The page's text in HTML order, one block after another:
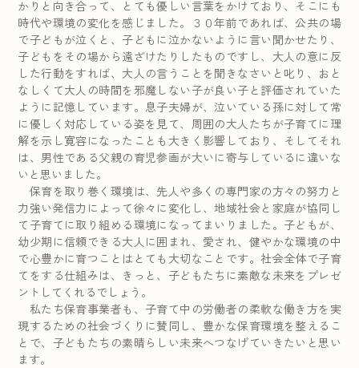
かりと向き合って、とても優しい言葉をかけており、そこにも
時代や環境の変化を感じました。３０年前であれば、公共の場
で子どもが泣くと、子どもに泣かないように言い聞かせたり、
子どもをその場から遠ざけたりしたものですし、大人の意に反
した行動をすれば、大人の言うことを聞きなさいと叱り、おと
なしくて大人の時間を邪魔しない子が良い子と評価されていた
ように記憶しています。息子夫婦が、泣いている孫に対して常
に優しく対応している姿を見て、周囲の大人たちが子育てに理
解を示し寛容になったことも大きく影響しており、そしてそれ
は、男性である父親の育児参画が大いに寄与しているに違いな
いと思いました。
保育を取り巻く環境は、先人や多くの専門家の方々の努力と
力強い発信力によって徐々に変化し、地域社会と家庭が協同し
て子育てに取り組める環境になってまいりました。子どもが、
幼少期に信頼できる大人に囲まれ、愛され、健やかな環境の中
で心豊かに育つことはとても大切なことです。社会全体で子育
てをする仕組みは、きっと、子どもたちに素敵な未来をプレゼ
ントしてくれるでしょう。
私たち保育事業者も、子育て中の労働者の柔軟な働き方を実
現するための社会づくりに賛同し、豊かな保育環境を整えるこ
とで、子どもたちの素晴らしい未来へつなげていきたいと思い
ます。